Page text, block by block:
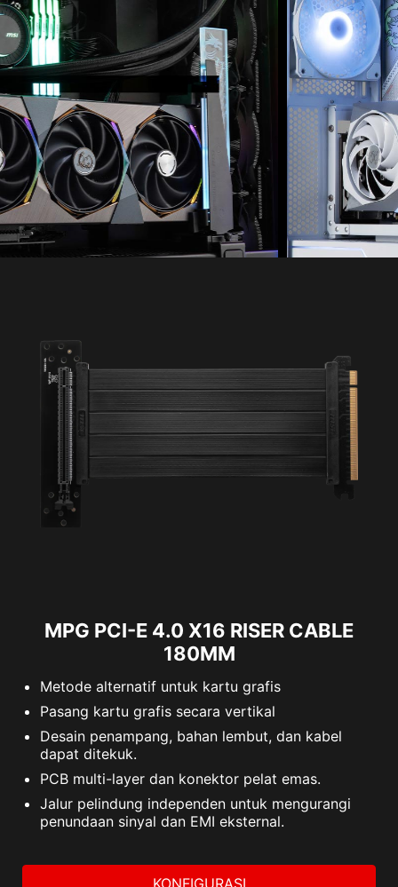
MPG PCI-E 4.0 X16 RISER CABLE
180MM
Metode alternatif untuk kartu grafis
Pasang kartu grafis secara vertikal
Desain penampang, bahan lembut, dan kabel
dapat ditekuk.
PCB multi-layer dan konektor pelat emas.
Jalur pelindung independen untuk mengurangi
penundaan sinyal dan EMI eksternal.